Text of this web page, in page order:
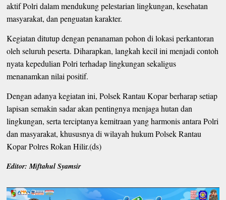
aktif Polri dalam mendukung pelestarian lingkungan, kesehatan
masyarakat, dan penguatan karakter.
Kegiatan ditutup dengan penanaman pohon di lokasi perkantoran
oleh seluruh peserta. Diharapkan, langkah kecil ini menjadi contoh
nyata kepedulian Polri terhadap lingkungan sekaligus
menanamkan nilai positif.
Dengan adanya kegiatan ini, Polsek Rantau Kopar berharap setiap
lapisan semakin sadar akan pentingnya menjaga hutan dan
lingkungan, serta terciptanya kemitraan yang harmonis antara Polri
dan masyarakat, khususnya di wilayah hukum Polsek Rantau
Kopar Polres Rokan Hilir.(ds)
Editor: Miftahul Syamsir